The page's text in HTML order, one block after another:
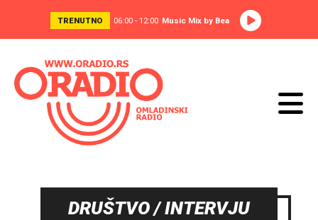
TRENUTNO 06:00 - 12:00 Music Mix by Bea
DRUŠTVO / INTERVJU